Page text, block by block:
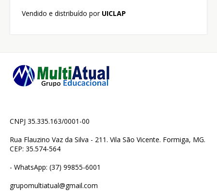
Vendido e distribuído por UICLAP
CNPJ 35.335.163/0001-00
Rua Flauzino Vaz da Silva - 211. Vila São Vicente. Formiga, MG.
CEP: 35.574-564
- WhatsApp: (37) 99855-6001
grupomultiatual@gmail.com